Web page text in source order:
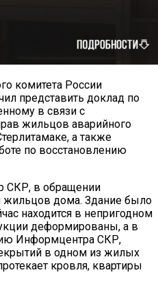
комитета России
представить доклад по
в связи с
жильцов аварийного
а также
по восстановлению
СКР, в обращении
жильцов дома. Здание было
находится в непригодном
деформированы, а в
Информцентра СКР,
в одном из жилых
кровля, квартиры